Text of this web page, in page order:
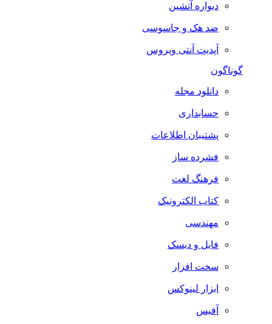
دیواره آتشین
ضد هک و جاسوسی
آپدیت آنتی ویروس
گوناگون
دانلود مجله
حسابداری
پشتیبان اطلاعات
فشرده ساز
فرهنگ لغت
کتاب الکترونیک
مهندسی
فایل و دیسک
سخت افزار
ابزار لینوکس
آفیس